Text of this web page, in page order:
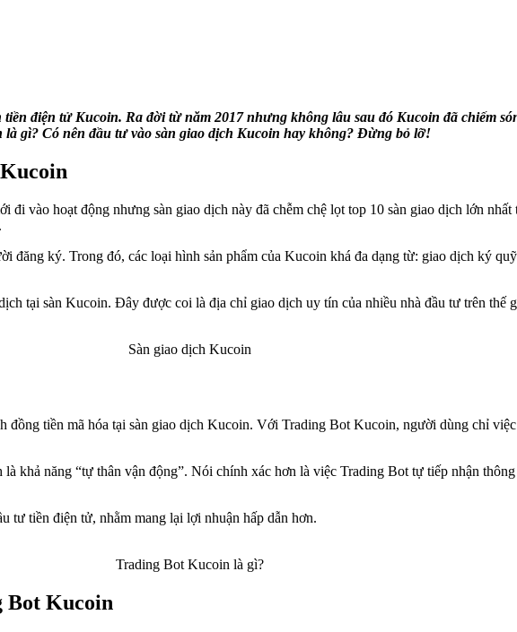
điện tử Kucoin. Ra đời từ năm 2017 nhưng không lâu sau đó Kucoin đã chiếm
gì? Có nên đầu tư vào sàn giao dịch Kucoin hay không? Đừng bỏ lỡ!
vào hoạt động nhưng sàn giao dịch này đã chễm chệ lọt top 10 sàn giao dịch lớn
đăng ký. Trong đó, các loại hình sản phẩm của Kucoin khá đa dạng từ: giao dịch ký
tại sàn Kucoin. Đây được coi là địa chỉ giao dịch uy tín của nhiều nhà đầu tư trên thế
Sàn giao dịch Kucoin
đồng tiền mã hóa tại sàn giao dịch Kucoin. Với Trading Bot Kucoin, người dùng chỉ
khả năng “tự thân vận động”. Nói chính xác hơn là việc Trading Bot tự tiếp nhận
tư tiền điện tử, nhằm mang lại lợi nhuận hấp dẫn hơn.
Trading Bot Kucoin là gì?
Bot Kucoin